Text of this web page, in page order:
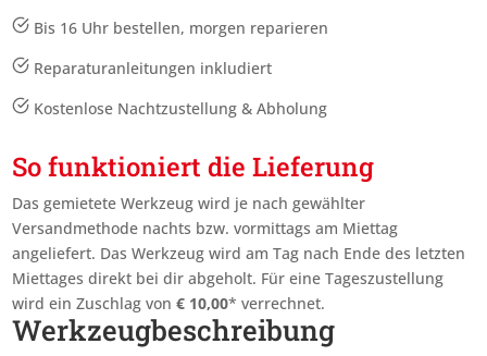
Bis 16 Uhr bestellen, morgen reparieren
Reparaturanleitungen inkludiert
Kostenlose Nachtzustellung & Abholung
So funktioniert die Lieferung
Das gemietete Werkzeug wird je nach gewählter
Versandmethode nachts bzw. vormittags am Miettag
angeliefert. Das Werkzeug wird am Tag nach Ende des letzten
Miettagesdirekt bei dir abgeholt. Für eine Tageszustellung
wird ein Zuschlag von€ 10,00* verrechnet.
Werkzeugbeschreibung